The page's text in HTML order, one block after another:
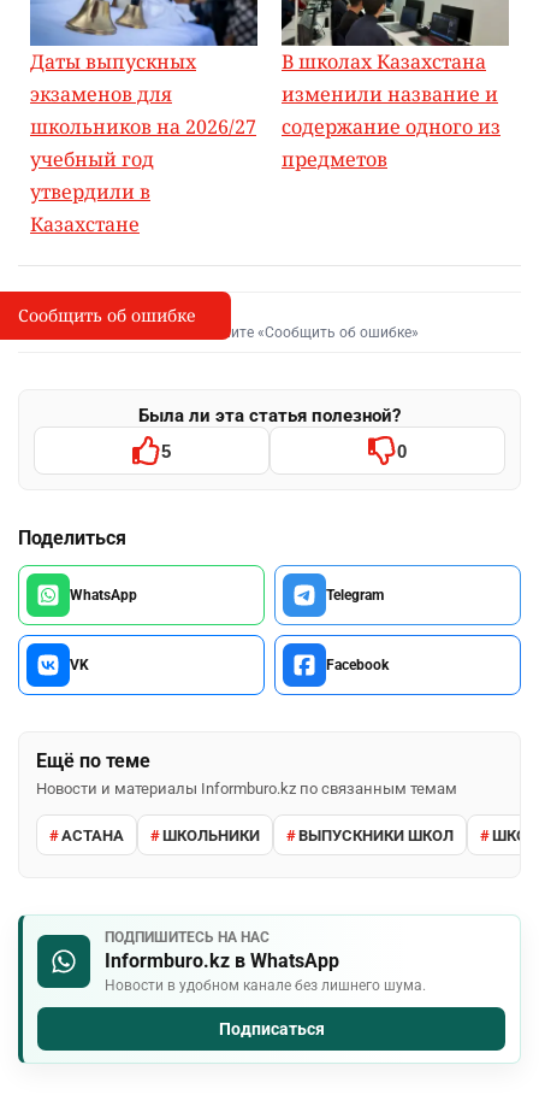
Даты выпускных
экзаменов для
школьников на 2026/27
учебный год
утвердили в
Казахстане
В школах Казахстана
изменили название и
содержание одного из
предметов
I
Сообщить об опечатке
Выделите фрагмент и нажмите «Сообщить об ошибке»
Была ли эта статья полезной?
5 0
Поделиться
WhatsApp Telegram
VK Facebook
Ещё по теме
Новости и материалы Informburo.kz по связанным темам
АСТАНА ШКОЛЬНИКИ ВЫПУСКНИКИ ШКОЛ
ПОДПИШИТЕСЬ НА НАС
Informburo.kz в WhatsApp
Новости в удобном канале без лишнего шума.
Подписаться
Сообщить об ошибке